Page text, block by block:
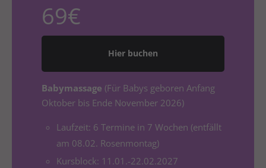
info@yourdomain.com
About us
Lorem ipsum dolor sit amet, consectetuer
adipiscing elit.
Aenean commodo ligula eget dolor. Aenean massa.
parturient montes, nascetur ridiculus mus. Donec
quam felis, ultricies nec.
69€
Hier buchen
Babymassage (Für Babys geboren Anfang
Oktober bis Ende November 2026)
Laufzeit: 6 Termine in 7 Wochen (entfällt
am 08.02. Rosenmontag)
Kursblock: 11.01.-22.02.2027